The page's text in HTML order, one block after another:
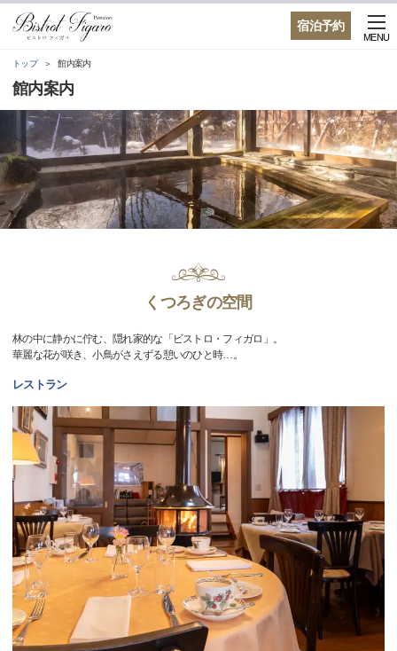
宿泊予約
MENU
トップ 館内案内
館内案内
くつろぎの空間
林の中に静かに佇む、隠れ家的な「ビストロ・フィガロ」。
華麗な花が咲き、小鳥がさえずる憩いのひと時…。
レストラン